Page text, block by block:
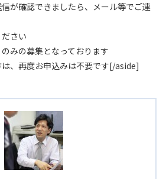
が確認できましたら、メール等でご連
さい
みの募集となっております
、再度お申込みは不要です[/aside]